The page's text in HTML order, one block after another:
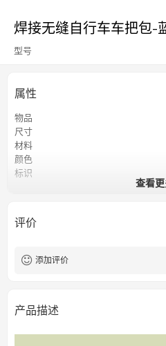
焊接无缝自行车车把包-
型号
属性
物品
尺寸
材料
颜色
标识
查看
评价
添加评价
产品描述